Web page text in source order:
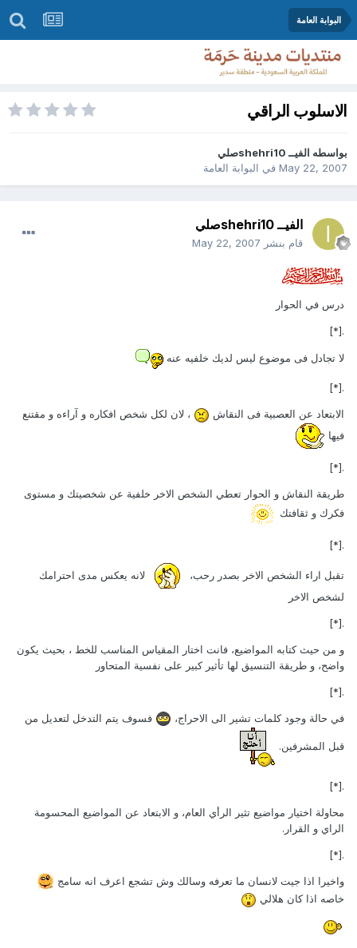
البوابة العامة
الاسلوب الراقي
بواسطه الفيــ shehri10صلي
May 22, 2007في البوابة العامة
الفيــ shehri10صلي
قام بنشر May 22, 2007
درس في الحوار
.[*]
لا تجادل فى موضوع ليس لديك خلفيه عنه
.[*]
الابتعاد عن العصبية فى النقاش
، لان لكل شخص افكاره و آراءه و مقتنع
فيها
.[*]
طريقة النقاش و الحوار تعطي الشخص الاخر خلفية عن شخصيتك و مستوى
فكرك و ثقافتك
.[*]
تقبل اراء الشخص الاخر بصدر رحب،
لانه يعكس مدى احترامك
لشخص الاخر
.[*]
و من حيث كتابه المواضيع، فانت اختار المقياس المناسب للخط ، بحيث يكون
واضح، و طريقة التنسيق لها تأثير كبير على نفسية المتحاور
.[*]
في حالة وجود كلمات تشير الى الاحراج، فسوف يتم التدخل لتعديل من
قبل المشرفين.
.[*]
محاولة اختيار مواضيع تثير الرأي العام، و الابتعاد عن المواضيع المحسومة
الراي و القرار.
.[*]
واخيرا اذا جيت لانسان ما تعرفه وسالك وش تشجع اعرف انه سامج
خاصه اذا كان هلالي